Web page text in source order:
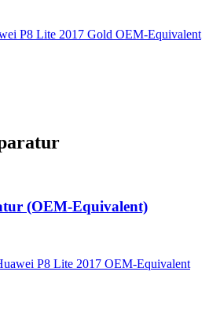
P8 Lite 2017 Gold OEM-Equivalent
(OEM-Equivalent)
P8 Lite 2017 OEM-Equivalent